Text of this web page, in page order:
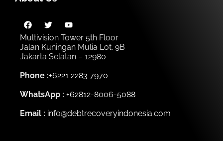
Multivision Tower 5th Floor
Jalan Kuningan Mulia Lot. 9B
Jakarta Selatan – 12980
Phone :+6221 2283 7970
WhatsApp : +62812-8006-5088
Email : info@debtrecoveryindonesia.com